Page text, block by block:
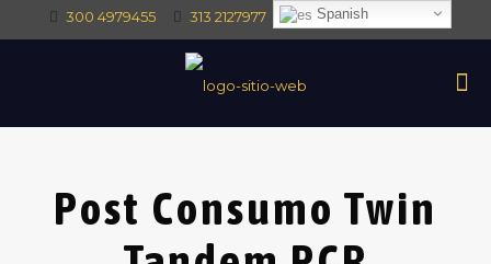
300 4979455 313 2127977 intec@intectrade.co
Post Consumo Twin
Spanish